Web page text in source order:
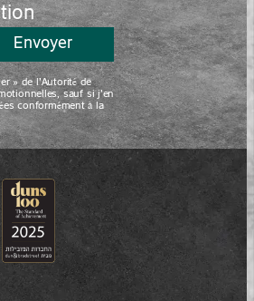
» de l’Autorité de
sauf si j’en
conformément à la
Envoyer